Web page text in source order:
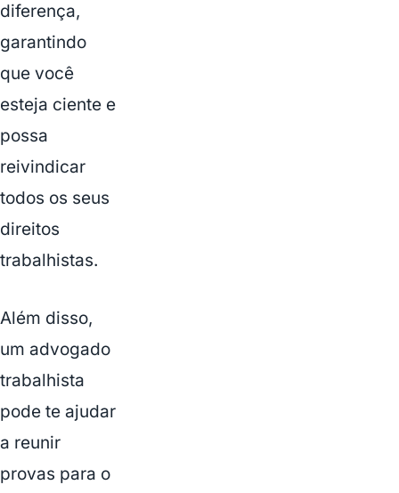
diferença,
garantindo
que você
esteja ciente e
possa
reivindicar
todos os seus
direitos
trabalhistas.
Além disso,
um advogado
trabalhista
pode te ajudar
a reunir
provas para o